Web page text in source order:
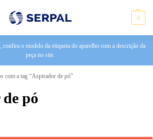
0
o modelo da etiqueta do aparelho com a descrição da
peça no site.
com a tag “Aspirador de pó”
pó